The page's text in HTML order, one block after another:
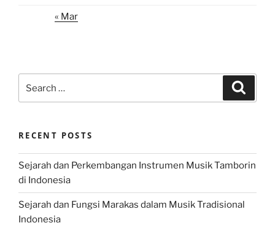
« Mar
for:
RECENT POSTS
Sejarah dan Perkembangan Instrumen Musik Tamborin
di Indonesia
Sejarah dan Fungsi Marakas dalam Musik Tradisional
Indonesia